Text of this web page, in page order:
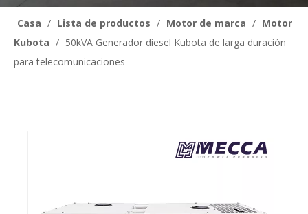
para telecomunicaciones